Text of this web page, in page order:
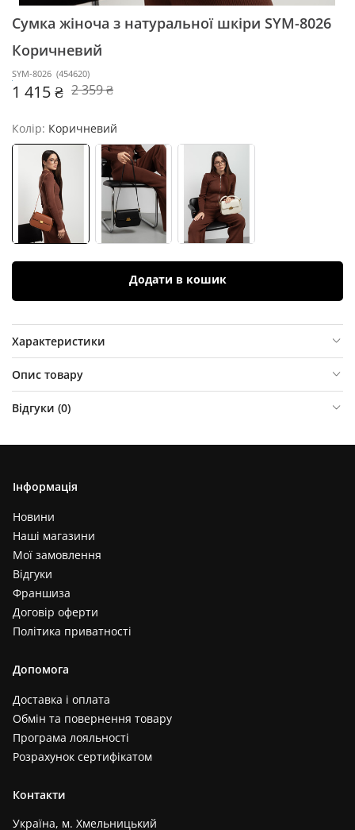
Сумка жіноча з натуральної шкіри SYM-8026
Коричневий
SYM-8026 (454620)
1 415 ₴ 2 359 ₴
Колір: Коричневий
Додати в кошик
Характеристики
Опис товару
Відгуки (0)
Інформація
Новини
Наші магазини
Мої замовлення
Відгуки
Франшиза
Договір оферти
Політика приватності
Допомога
Доставка і оплата
Обмін та повернення товару
Програма лояльності
Розрахунок сертифікатом
Контакти
Україна, м. Хмельницький